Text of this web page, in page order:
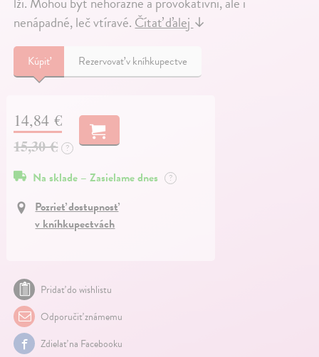
nenápadné, leč vtíravé. Čítať ďalej ↓
Kúpiť Rezervovať v kníhkupectve
14,84 €
15,30 € ?
Na sklade – Zasielame dnes ?
Pozrieť dostupnosť
v kníhkupectvách
Pridať do wishlistu
Odporučiť známemu
Zdielať na Facebooku